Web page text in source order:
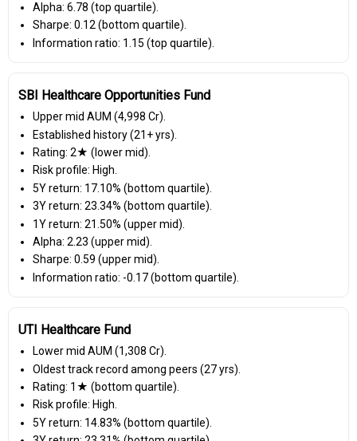
Alpha: 6.78 (top quartile).
Sharpe: 0.12 (bottom quartile).
Information ratio: 1.15 (top quartile).
SBI Healthcare Opportunities Fund
Upper mid AUM (₹4,998 Cr).
Established history (21+ yrs).
Rating: 2★ (lower mid).
Risk profile: High.
5Y return: 17.10% (bottom quartile).
3Y return: 23.34% (bottom quartile).
1Y return: 21.50% (upper mid).
Alpha: 2.23 (upper mid).
Sharpe: 0.59 (upper mid).
Information ratio: -0.17 (bottom quartile).
UTI Healthcare Fund
Lower mid AUM (₹1,308 Cr).
Oldest track record among peers (27 yrs).
Rating: 1★ (bottom quartile).
Risk profile: High.
5Y return: 14.83% (bottom quartile).